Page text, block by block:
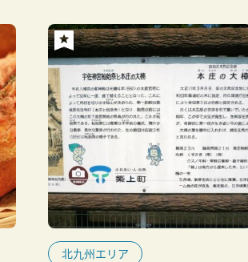
北九州エリア